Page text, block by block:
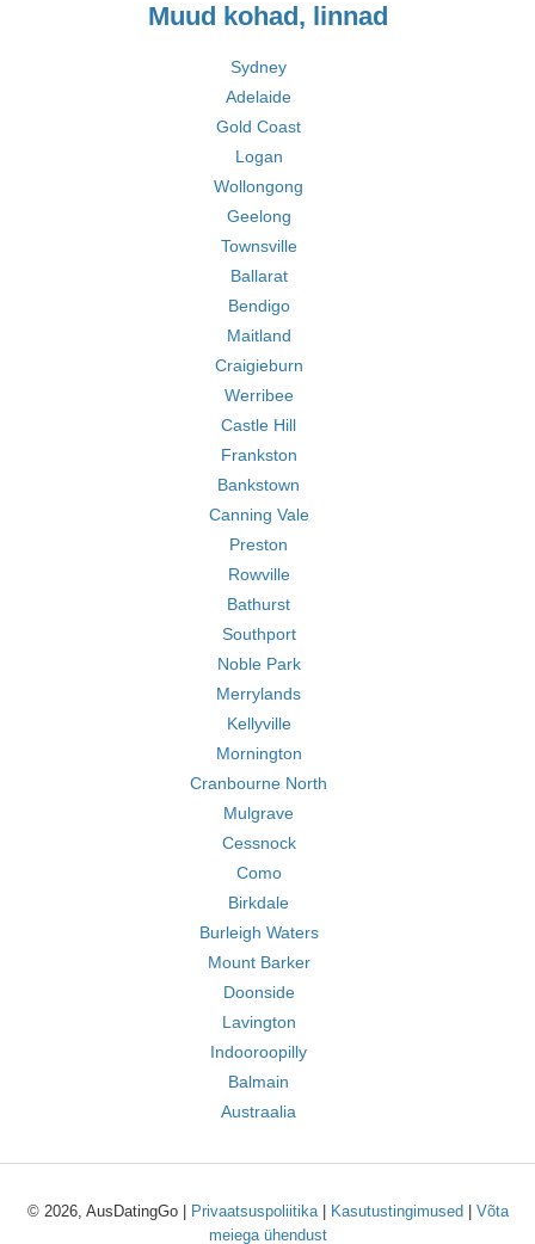
Muud kohad, linnad
Sydney
Adelaide
Gold Coast
Logan
Wollongong
Geelong
Townsville
Ballarat
Bendigo
Maitland
Craigieburn
Werribee
Castle Hill
Frankston
Bankstown
Canning Vale
Preston
Rowville
Bathurst
Southport
Noble Park
Merrylands
Kellyville
Mornington
Cranbourne North
Mulgrave
Cessnock
Como
Birkdale
Burleigh Waters
Mount Barker
Doonside
Lavington
Indooroopilly
Balmain
Austraalia
© 2026, AusDatingGo | Privaatsuspoliitika| Kasutustingimused
Võta
meiega ühendust